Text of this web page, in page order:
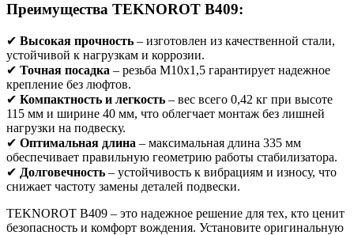
Преимущества TEKNOROT B409:
✔ Высокая прочность – изготовлен из качественной стали,
устойчивой к нагрузкам и коррозии.
✔ Точная посадка – резьба M10x1,5 гарантирует надежное
крепление без люфтов.
✔ Компактность и легкость – вес всего 0,42 кг при высоте
115 мм и ширине 40 мм, что облегчает монтаж без лишней
нагрузки на подвеску.
✔ Оптимальная длина – максимальная длина 335 мм
обеспечивает правильную геометрию работы стабилизатора.
✔ Долговечность – устойчивость к вибрациям и износу, что
снижает частоту замены деталей подвески.
TEKNOROT B409 – это надежное решение для тех, кто ценит
безопасность и комфорт вождения. Установите оригинальную